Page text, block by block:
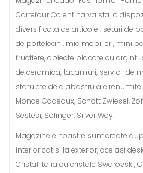
Carrefour Colentina va sta la
diversificata de articole : seturi de
de portelean , mic mobilier , mini
fructiere, obiecte placate cu argint
de ceramica, tacamuri, servicii de
statuiete de alabastru ale
Monde Cadeaux, Schott Zwiesel,
Sestesi, Solinger, Silver Way.
Magazinele noastre sunt create
interior cat si la exterior, acelasi
Cristal Italia cu cristale Swarovski,